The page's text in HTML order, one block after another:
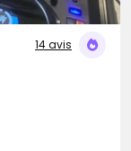
14 avis